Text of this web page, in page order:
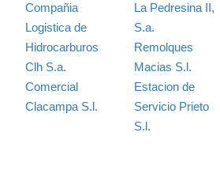
Compañia
Logistica de
Hidrocarburos
Clh S.a.
La Pedresina II,
S.a.
Remolques
Macias S.l.
Comercial
Clacampa S.l.
Estacion de
Servicio Prieto
S.l.